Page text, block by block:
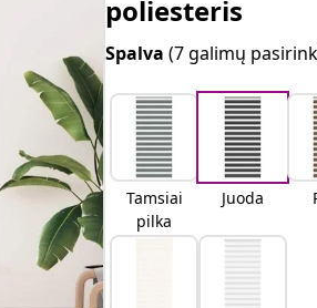
poliesteris
Spalva(7 galimų
Tamsiai
pilka
Juoda